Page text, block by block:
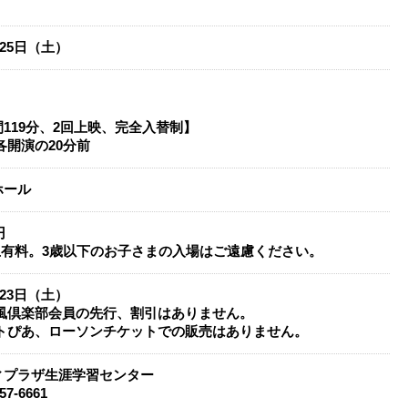
日（土）
分、2回上映、完全入替制】
演の20分前
ール
料。3歳以下のお子さまの入場はご遠慮ください。
日（土）
楽部会員の先行、割引はありません。
あ、ローソンチケットでの販売はありません。
ラザ生涯学習センター
6661